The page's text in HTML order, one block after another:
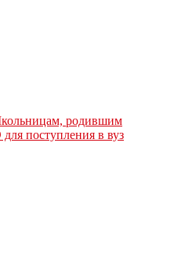
родившим
поступления в вуз